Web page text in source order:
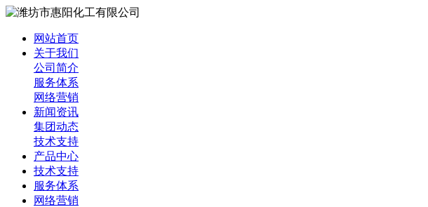
网站首页
关于我们
公司简介
服务体系
网络营销
新闻资讯
集团动态
技术支持
产品中心
技术支持
服务体系
网络营销